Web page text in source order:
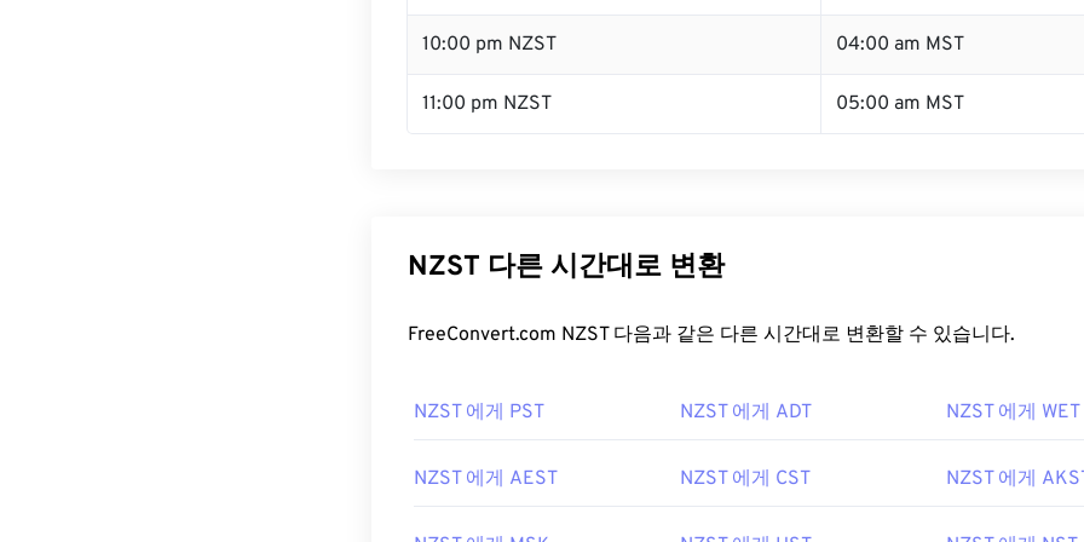
10:00 pm NZST 04:00 am MST
11:00 pm NZST 05:00 am MST
NZST 다른 시간대로 변환
FreeConvert.com NZST 다음과 같은 다른 시간대로 변환할 수 있습니다.
NZST 에게 PST NZST 에게 ADT NZST 에게 WET
NZST 에게 AEST NZST 에게 CST NZST 에게